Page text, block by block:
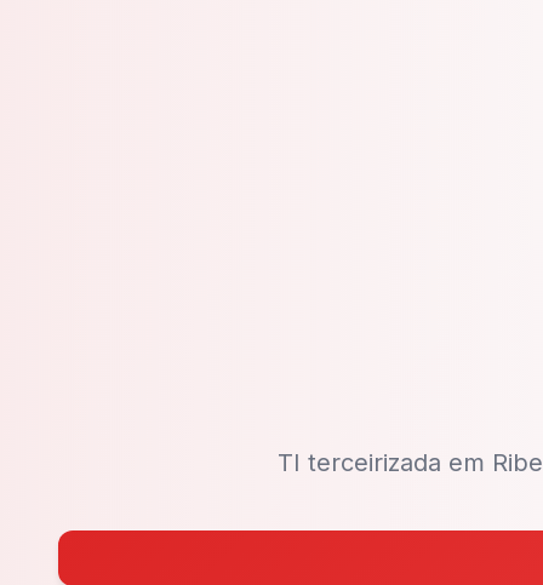
TI terceirizada em